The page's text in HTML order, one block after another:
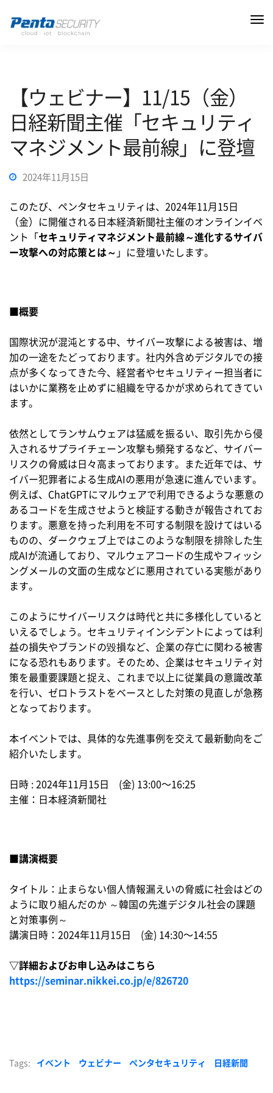
【ウェビナー】11/15（金）
日経新聞主催「セキュリティ
マネジメント最前線」に登壇
2024年11月15日
このたび、ペンタセキュリティは、2024年11月15日
（金）に開催される日本経済新聞社主催のオンラインイベ
ント「 セキュリティマネジメント最前線～進化するサイバ
ー攻撃への対応策とは～ 」に登壇いたします。
■概要
国際状況が混沌とする中、サイバー攻撃による被害は、増
加の一途をたどっております。社内外含めデジタルでの接
点が多くなってきた今、経営者やセキュリティー担当者に
はいかに業務を止めずに組織を守るかが求められてきてい
ます。
依然としてランサムウェアは猛威を振るい、取引先から侵
入されるサプライチェーン攻撃も頻発するなど、サイバー
リスクの脅威は日々高まっております。また近年では、サ
イバー犯罪者による生成AIの悪用が急速に進んでいます。
例えば、ChatGPTにマルウェアで利用できるような悪意の
あるコードを生成させようと検証する動きが報告されてお
ります。悪意を持った利用を不可する制限を設けてはいる
ものの、ダークウェブ上ではこのような制限を排除した生
成AIが流通しており、マルウェアコードの生成やフィッシ
ングメールの文面の生成などに悪用されている実態があり
ます。
このようにサイバーリスクは時代と共に多様化していると
いえるでしょう。セキュリティインシデントによっては利
益の損失やブランドの毀損など、企業の存亡に関わる被害
になる恐れもあります。そのため、企業はセキュリティ対
策を最重要課題と捉え、これまで以上に従業員の意識改革
を行い、ゼロトラストをベースとした対策の見直しが急務
となっております。
本イベントでは、具体的な先進事例を交えて最新動向をご
紹介いたします。
日時 : 2024年11月15日 (金) 13:00〜16:25
主催：日本経済新聞社
■講演概要
タイトル：止まらない個人情報漏えいの脅威に社会はどの
ように取り組んだのか ～韓国の先進デジタル社会の課題
と対策事例～
講演日時：2024年11月15日 (金) 14:30〜14:55
▽詳細およびお申し込みはこちら
https://seminar.nikkei.co.jp/e/826720
Tags: イベント ウェビナー ペンタセキュリティ 日経新聞